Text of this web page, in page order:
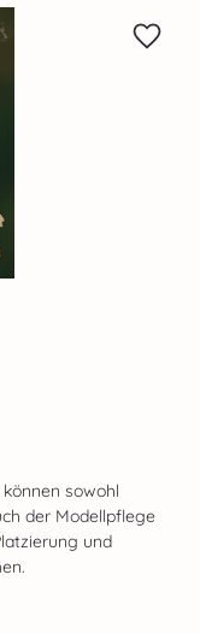
sowohl
der Modellpflege
und